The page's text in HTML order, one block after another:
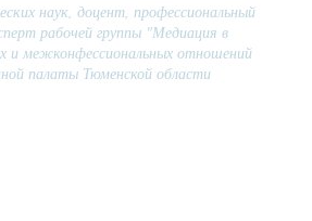
наук, доцент, профессиональный
рабочей группы "Медиация в
и межконфессиональных отношений
палаты Тюменской области